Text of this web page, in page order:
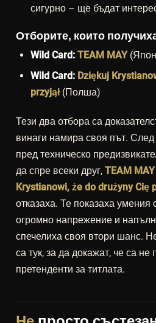
сигурно – ще бъдат
Отборите, които
Wild Card: TEAM MAY
Wild Card: Dziękuj
przyjął(Полша)
Тези два отбора са
винаги намира своя път. След
пред техническо
да спре всеки друг,TEAM MAY
Krystianowi, że do drużyny Cię
отказаха. Те показаха умения
огромно напрежение и
спечелиха своя втори шанс.
са тук, за да докажат, че са не
претенденти за титлата.